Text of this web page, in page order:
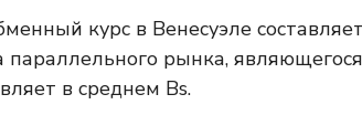
курс в Венесуэле
параллельного рынка,
в среднем Bs.